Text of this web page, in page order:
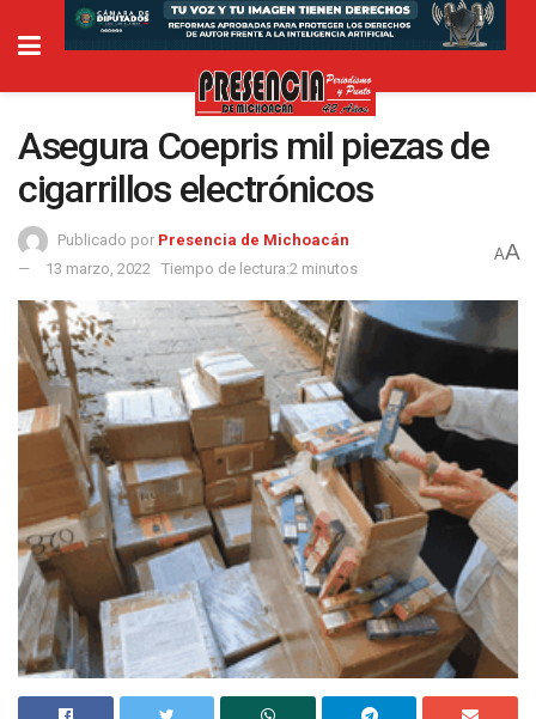
Asegura Coepris mil piezas de
cigarrillos electrónicos
Publicado por Presencia de Michoacán
13 marzo, 2022
Tiempo de lectura:2 minutos
AA